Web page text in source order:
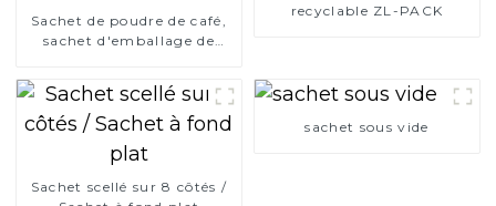
Sachet de poudre de café,
sachet d'emballage de
recyclable ZL-PACK
Sachet scellé sur 8 côtés /
sachet sous vide